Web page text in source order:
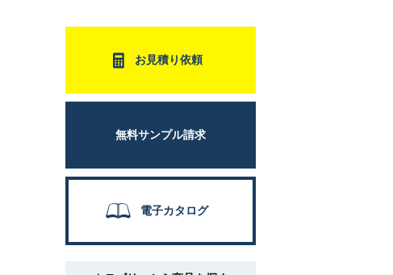
お見積り依頼
無料サンプル請求
電子カタログ